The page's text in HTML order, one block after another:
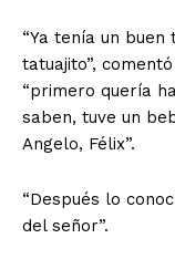
“Ya tenía un
tatuajito”,
“primero quería
saben, tuve un
Angelo, Félix”.
“Después lo
del señor”.